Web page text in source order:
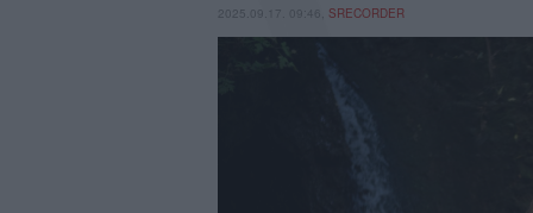
2025.09.17. 09:46, SRECORDER